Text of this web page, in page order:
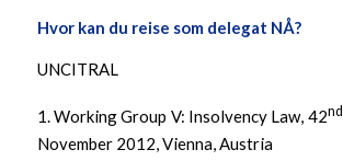
Hvor kan du reise som delegat NÅ?
UNCITRAL
1. Working Group V: Insolvency Law, 42nd
November 2012, Vienna, Austria